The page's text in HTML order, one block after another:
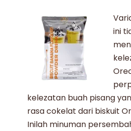
ini
kelezatan buah pisang
rasa cokelat dari biskuit
Inilah minuman